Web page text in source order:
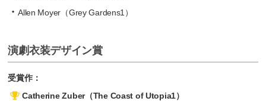
Allen Moyer（Grey Gardens1）
演劇衣装デザイン賞
受賞作：
Catherine Zuber（The Coast of Utopia1）